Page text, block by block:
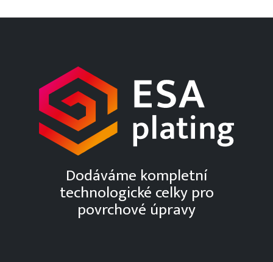
Dodáváme kompletní
technologické celky pro
povrchové úpravy